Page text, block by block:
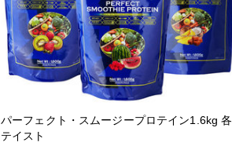
パーフェクト・スムージープロテイン1.6kg 各
テイスト